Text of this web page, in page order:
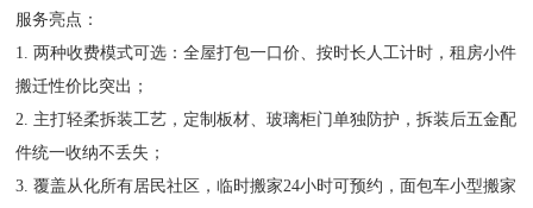
服务亮点：
1. 两种收费模式可选：全屋打包一口价、按时长人工计时，租房小件
搬迁性价比突出；
2. 主打轻柔拆装工艺，定制板材、玻璃柜门单独防护，拆装后五金配
件统一收纳不丢失；
3. 覆盖从化所有居民社区，临时搬家24小时可预约，面包车小型搬家